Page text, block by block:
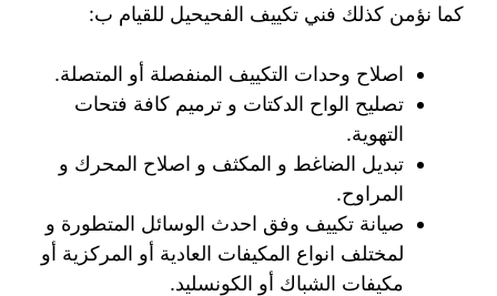
كما نؤمن كذلك فني تكييف الفحيحيل للقيام ب:
اصلاح وحدات التكييف المنفصلة أو المتصلة.
تصليح الواح الدكتات و ترميم كافة فتحات
التهوية.
تبديل الضاغط و المكثف و اصلاح المحرك و
المراوح.
صيانة تكييف وفق احدث الوسائل المتطورة و
لمختلف انواع المكيفات العادية أو المركزية أو
مكيفات الشباك أو الكونسليد.